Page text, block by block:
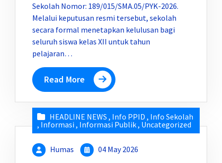
Sekolah Nomor: 189/015/SMA.05/PYK-2026.
Melalui keputusan resmi tersebut, sekolah
secara formal menetapkan kelulusan bagi
seluruh siswa kelas XII untuk tahun
pelajaran…
Read More
HEADLINE NEWS , Info PPID , Info Sekolah
, Informasi, Informasi Publik, Uncategorized
Humas 04 May 2026